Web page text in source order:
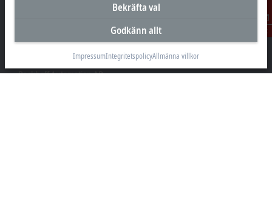
Kontakt
Huvudkontor Sverige
Beckhoff Automation AB
Bekräfta val
Godkänn allt
ImpressumIntegritetspolicyAllmänna villkor